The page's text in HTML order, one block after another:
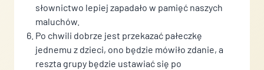
słownictwo lepiej zapadało w pamięć naszych
maluchów.
Po chwili dobrze jest przekazać pałeczkę
jednemu z dzieci, ono będzie mówiło zdanie, a
reszta grupy będzie ustawiać się po